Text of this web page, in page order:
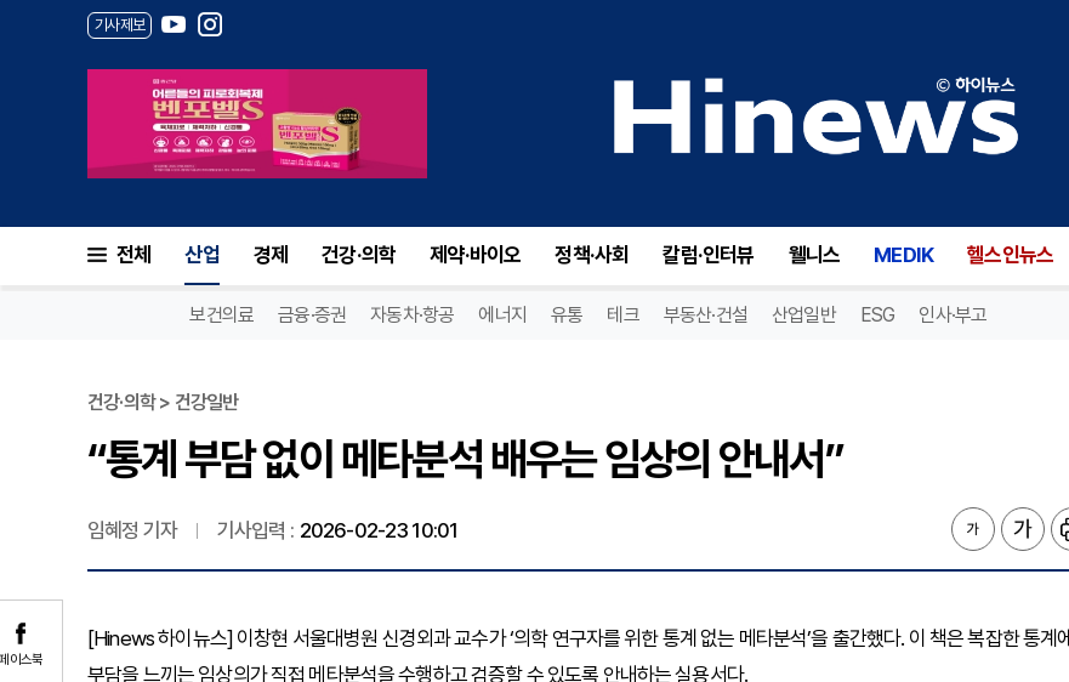
기사제보
전체 산업 경제 건강·의학 제약·바이오 정책·사회 칼럼·인터뷰 웰니스 MEDIK 헬스인뉴스
보건의료 금융·증권 자동차·항공 에너지 유통 테크 부동산·건설 산업일반 ESG 인사·부고
이스북
건강·의학 > 건강일반
“통계 부담 없이 메타분석 배우는 임상의 안내서”
임혜정 기자 기사입력 : 2026-02-23 10:01
[Hinews 하이뉴스] 이창현 서울대병원 신경외과 교수가 ‘의학 연구자를 위한 통계 없는 메타분석’을 출간했다. 이 책은 복잡한 통계에
부담을 느끼는 임상의가 직접 메타분석을 수행하고 검증할 수 있도록 안내하는 실용서다.